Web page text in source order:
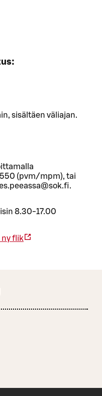
sisältäen väliajan.
(pvm/mpm), tai
8.30-17.00
ny flik